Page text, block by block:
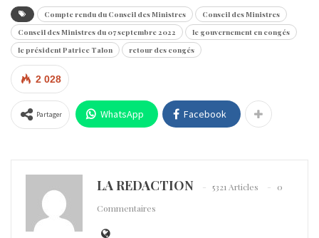
Compte rendu du Conseil des Ministres
Conseil des Ministres
Conseil des Ministres du 07 septembre 2022
le gouvernement en congés
le président Patrice Talon
retour des congés
2 028
Partager WhatsApp Facebook
LA REDACTION 5321 Articles
0
Commentaires